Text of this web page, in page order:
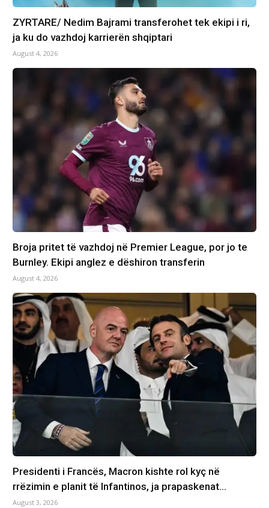
ZYRTARE/ Nedim Bajrami transferohet tek ekipi i ri,
ja ku do vazhdoj karrierën shqiptari
August 4, 2026
Broja pritet të vazhdoj në Premier League, por jo te
Burnley. Ekipi anglez e dëshiron transferin
August 4, 2026
Presidenti i Francës, Macron kishte rol kyç në
rrëzimin e planit të Infantinos, ja prapaskenat…
August 3, 2026